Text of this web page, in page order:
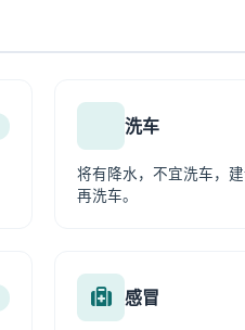
洗车
将有降水，不宜洗车，
再洗车。
感冒